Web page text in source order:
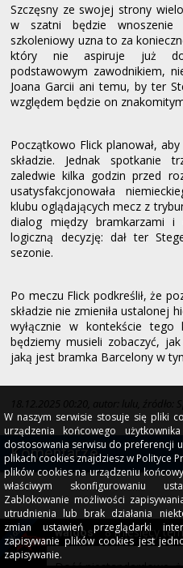
Szczęsny ze swojej strony
w szatni będzie wnoszenie
szkoleniowy uzna to za
który nie aspiruje już do
podstawowym zawodnikiem,
Joana Garcii ani temu, by ter
względem będzie on
Początkowo Flick planował,
składzie. Jednak spotkanie
zaledwie kilka godzin przed
usatysfakcjonowała
klubu oglądających mecz z
dialog między bramkarzami i
logiczną decyzję: dał ter
sezonie.
Po meczu Flick podkreślił, że
składzie nie zmieniła ustalonej
wyłącznie w kontekście
będziemy musieli zobaczyć,
jaką jest bramka Barcelony w
18.12.2025 00:20, autor: lulu, źródło:
Komentarze
waldos 8 miesięcy
W naszym serwisie stosuje się pliki
urządzenia końcowego
dostosowania serwisu do preferencji
plikach cookies znajdziesz w Polityce
plików cookies na urządzeniu
właściwym skonfigurowaniu
Zablokowanie możliwości
utrudnienia lub brak działania
zmian ustawień przeglądarki
zapisywanie plików cookies jest
zapisywanie.